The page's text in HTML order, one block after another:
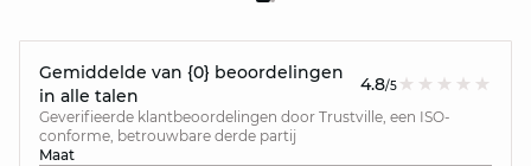
Gemiddelde van {0} beoordelingen
in alle talen
4.8/5
Geverifieerde klantbeoordelingen door Trustville, een ISO-
conforme, betrouwbare derde partij
Maat